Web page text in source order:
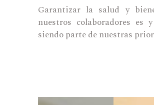
Garantizar la salud y
nuestros colaboradores es
siendo parte de nuestras